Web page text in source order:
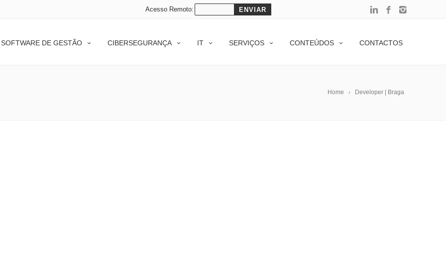
Acesso Remoto:
SOFTWARE DE GESTÃO CIBERSEGURANÇA IT SERVIÇOS CONTEÚDOS CONTACTOS
Home Developer | Braga